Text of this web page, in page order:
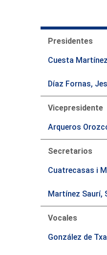
Presidentes
Cuesta
Díaz Fornas,
Vicepresidente
Arqueros
Secretarios
Cuatrecasas i
Martínez Saurí,
Vocales
González de